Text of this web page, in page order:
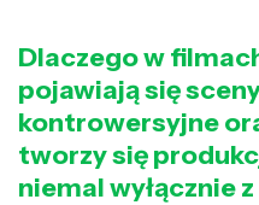
Dlaczego w
pojawiają się
kontrowersyjne
tworzy się
niemal wyłącznie